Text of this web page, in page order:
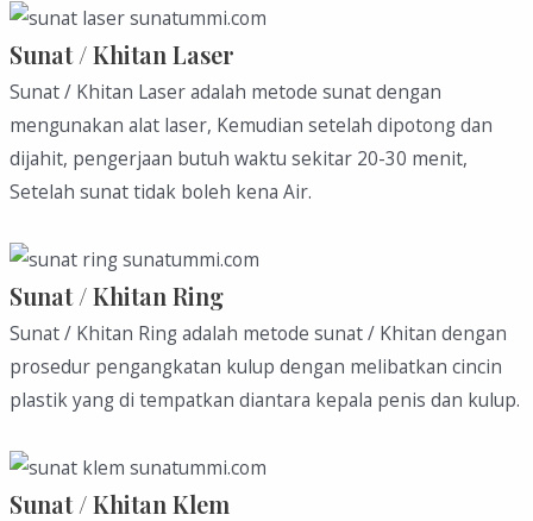
Sunat / Khitan Laser
Sunat / Khitan Laser adalah metode sunat dengan
mengunakan alat laser, Kemudian setelah dipotong dan
dijahit, pengerjaan butuh waktu sekitar 20-30 menit,
Setelah sunat tidak boleh kena Air.
Sunat / Khitan Ring
Sunat / Khitan Ring adalah metode sunat / Khitan dengan
prosedur pengangkatan kulup dengan melibatkan cincin
plastik yang di tempatkan diantara kepala penis dan kulup.
Sunat / Khitan Klem